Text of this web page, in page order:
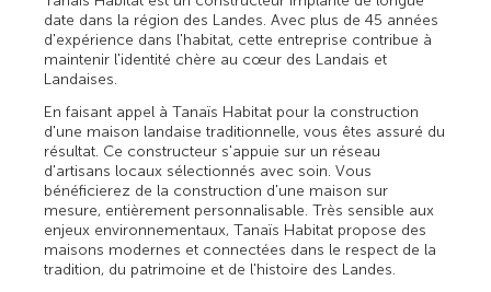
date dans la région des Landes. Avec plus de 45 années
d'expérience dans l'habitat, cette entreprise contribue à
maintenir l'identité chère au cœur des Landais et
Landaises.
En faisant appel à Tanaïs Habitat pour la construction
d'une maison landaise traditionnelle, vous êtes assuré du
résultat. Ce constructeur s'appuie sur un réseau
d'artisans locaux sélectionnés avec soin. Vous
bénéficierez de la construction d'une maison sur
mesure, entièrement personnalisable. Très sensible aux
enjeux environnementaux, Tanaïs Habitat propose des
maisons modernes et connectées dans le respect de la
tradition, du patrimoine et de l'histoire des Landes.